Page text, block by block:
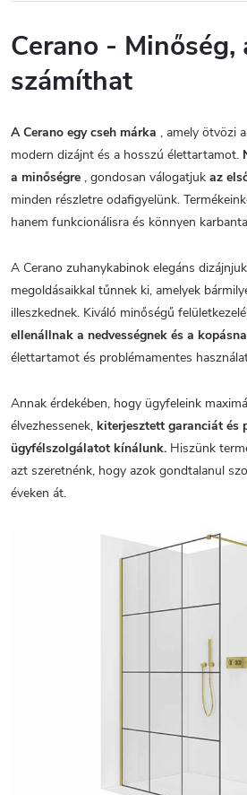
Cerano - Minőség,
számíthat
A Cerano egy cseh márka , amely ötvözi
modern dizájnt és a hosszú élettartamot.
a minőségre , gondosan válogatjuk az
minden részletre odafigyelünk.
hanem funkcionálisra és könnyen
A Cerano zuhanykabinok elegáns
megoldásaikkal tűnnek ki, amelyek
illeszkednek. Kiváló minőségű
ellenállnak a nedvességnek és a
élettartamot és problémamentes
Annak érdekében, hogy ügyfeleink
élvezhessenek, kiterjesztett garanciát és
ügyfélszolgálatot kínálunk. Hiszünk
azt szeretnénk, hogy azok gondtalanul
éveken át.